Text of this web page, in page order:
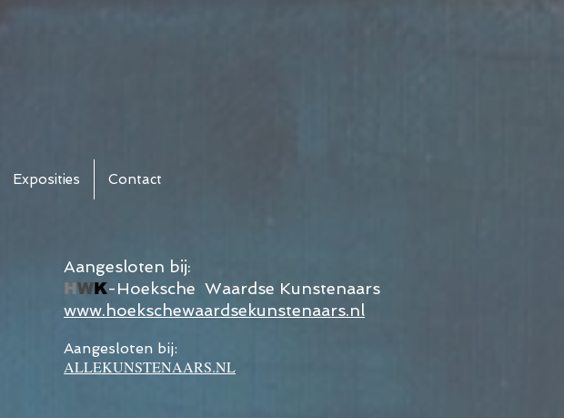
Exposities Contact
Aangesloten bij:
H W K-Hoeksche Waardse Kunstenaars
www.hoekschewaardsekunstenaars.nl
Aangesloten bij:
ALLEKUNSTENAARS.NL